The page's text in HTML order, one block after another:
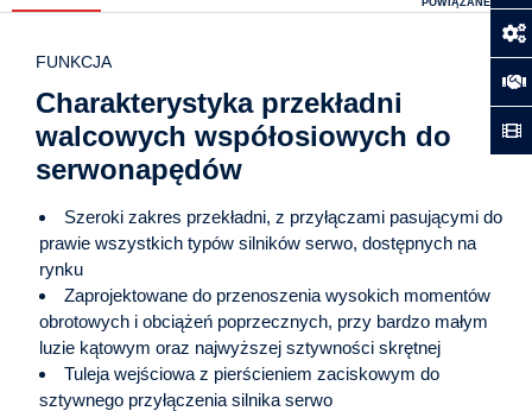
FUNKCJA
Charakterystyka przekładni
walcowych współosiowych do
serwonapędów
Szeroki zakres przekładni, z przyłączami pasującymi do
prawie wszystkich typów silników serwo, dostępnych na
rynku
Zaprojektowane do przenoszenia wysokich momentów
obrotowych i obciążeń poprzecznych, przy bardzo małym
luzie kątowym oraz najwyższej sztywności skrętnej
Tuleja wejściowa z pierścieniem zaciskowym do
sztywnego przyłączenia silnika serwo